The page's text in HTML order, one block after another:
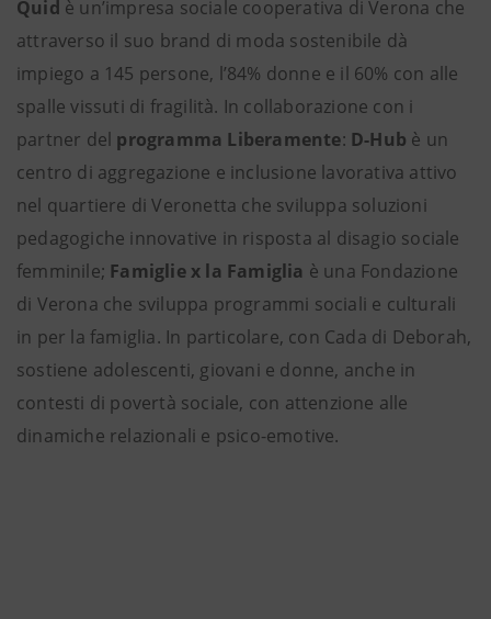
Quid è un’impresa sociale cooperativa di Verona che
attraverso il suo brand di moda sostenibile dà
impiego a 145 persone, l’84% donne e il 60% con alle
spalle vissuti di fragilità. In collaborazione con i
partner del programma Liberamente: D-Hub è un
centro di aggregazione e inclusione lavorativa attivo
nel quartiere di Veronetta che sviluppa soluzioni
pedagogiche innovative in risposta al disagio sociale
femminile; Famiglie x la Famiglia è una Fondazione
di Verona che sviluppa programmi sociali e culturali
in per la famiglia. In particolare, con Cada di Deborah,
sostiene adolescenti, giovani e donne, anche in
contesti di povertà sociale, con attenzione alle
dinamiche relazionali e psico-emotive.